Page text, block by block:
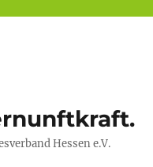
Hessen e.V.